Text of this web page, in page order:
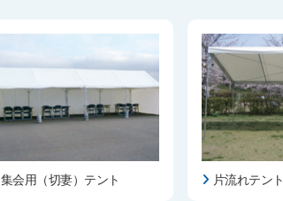
集会用（切妻）テント 片流れテント